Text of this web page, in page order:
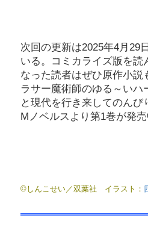
次回の更新は2025年4月29
いる。コミカライズ版を読
なった読者はぜひ原作小説
ラサー魔術師のゆる～いハ
と現代を行き来してのんび
Mノベルスより第1巻が発売
©しんこせい／双葉社 イラスト：